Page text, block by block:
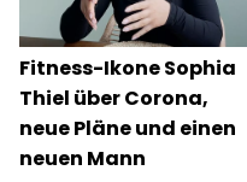
Fitness-Ikone Sophia
Thiel über Corona,
neue Pläne und einen
neuen Mann